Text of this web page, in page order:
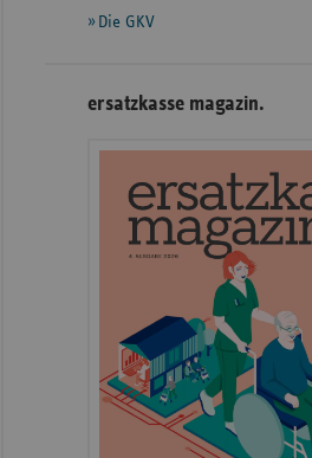
Die GKV
ersatzkasse magazin.